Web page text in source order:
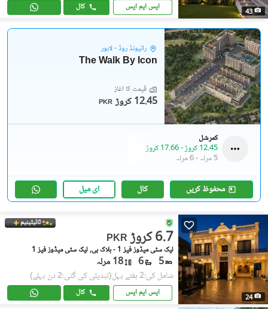
43 ایس ایم ایس کال
رائیونڈ روڈ - لاہور
The Walk By Icon
قیمت کا آغاز
PKR 12.45 کروڑ
کمرشل
12.45 کروڑ
-17.66 کروڑ
5 مرلہ
-6 مرلہ
محفوظ کریں کال ای میل
24
ٹائیٹینیم
PKR 6.7 کروڑ
لیک سٹی میڈوز فیز 1 - بلاک بی, لیک سٹی میڈوز فیز 1
5
6 18 مرلہ
شامل کی:2 ہفتے پہل (تبدیلی کی گئی:2 دن پہلے)
ایس ایم ایس کال